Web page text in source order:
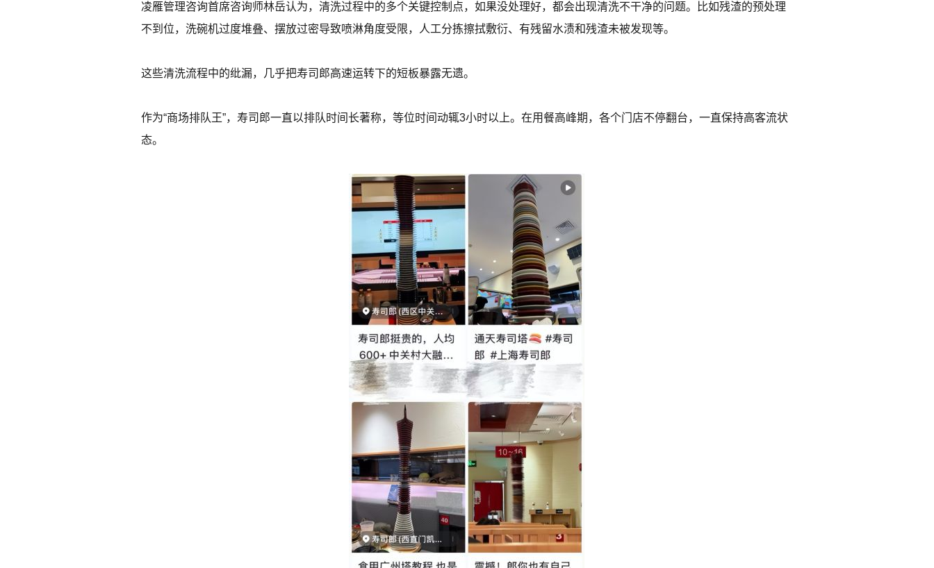
凌雁管理咨询首席咨询师林岳认为，清洗过程中的多个关键控制点，如果没处理好，都会出现清洗不干净的问题。比如残渣的预处理
不到位，洗碗机过度堆叠、摆放过密导致喷淋角度受限，人工分拣擦拭敷衍、有残留水渍和残渣未被发现等。
这些清洗流程中的纰漏，几乎把寿司郎高速运转下的短板暴露无遗。
作为“商场排队王”，寿司郎一直以排队时间长著称，等位时间动辄3小时以上。在用餐高峰期，各个门店不停翻台，一直保持高客流状
态。